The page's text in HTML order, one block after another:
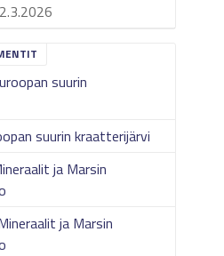
2.3.2026
suurin
suurin kraatterijärvi
ja Marsin
ja Marsin